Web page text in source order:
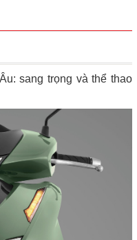
sang trọng và thể thao